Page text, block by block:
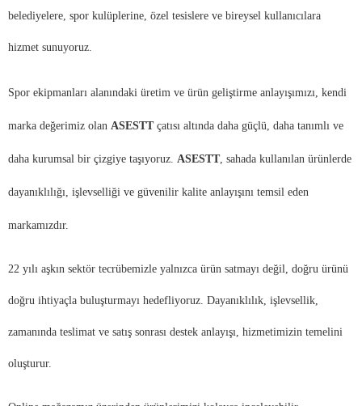
belediyelere, spor kulüplerine, özel tesislere ve bireysel kullanıcılara
hizmet sunuyoruz.
Spor ekipmanları alanındaki üretim ve ürün geliştirme anlayışımızı, kendi
marka değerimiz olan ASESTTçatısı altında daha güçlü, daha tanımlı ve
daha kurumsal bir çizgiye taşıyoruz. ASESTT, sahada kullanılan ürünlerde
dayanıklılığı, işlevselliği ve güvenilir kalite anlayışını temsil eden
markamızdır.
22 yılı aşkın sektör tecrübemizle yalnızca ürün satmayı değil, doğru ürünü
doğru ihtiyaçla buluşturmayı hedefliyoruz. Dayanıklılık, işlevsellik,
zamanında teslimat ve satış sonrası destek anlayışı, hizmetimizin temelini
oluşturur.